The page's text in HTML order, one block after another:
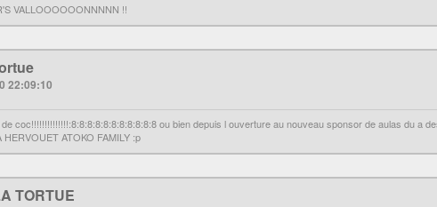
VALLOOOOOONNNNN !!
22:09:10
coc!!!!!!!!!!!!!!:8:8:8:8:8:8:8:8:8:8:8 ou bien depuis l ouverture au nouveau sponsor de aulas du a
ATOKO FAMILY :p
TORTUE